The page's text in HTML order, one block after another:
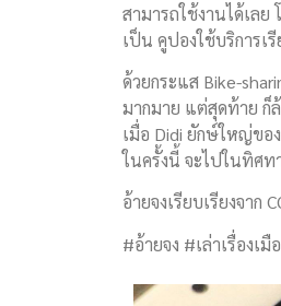
สามารถใช้งานได้เล
เป็น คูปองใช้บริการเ
ด้วยกระแส Bike-
มากมาย แต่สุดท้าย ก็
เมื่อ Didi ยักษ์ใหญ่ขอ
ในครั้งนี้ จะไปในทิศท
อ้ายจงเรียบเรียงจา
#อ้ายจง #เล่าเรื่องเ